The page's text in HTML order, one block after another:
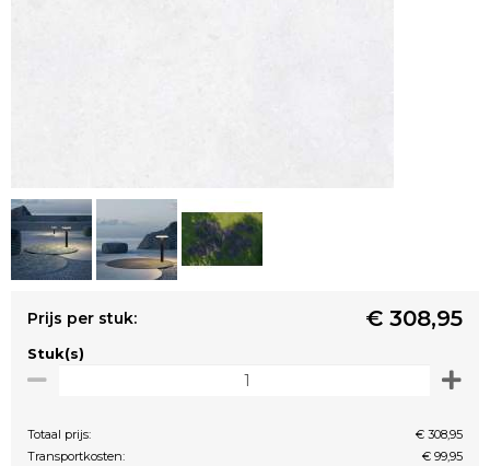
Prijs per stuk: € 308,95
Stuk(s)
Totaal prijs:
€ 308,95
Transportkosten:
€ 99,95